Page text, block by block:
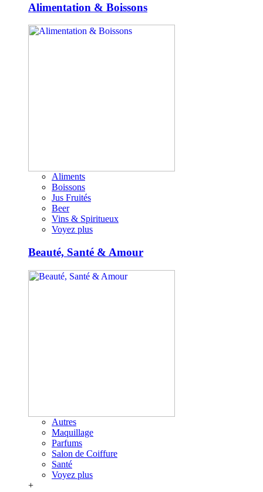
Alimentation & Boissons
Aliments
Boissons
Jus Fruités
Beer
Vins & Spiritueux
Voyez plus
Beauté, Santé & Amour
Autres
Maquillage
Parfums
Salon de Coiffure
Santé
Voyez plus
+